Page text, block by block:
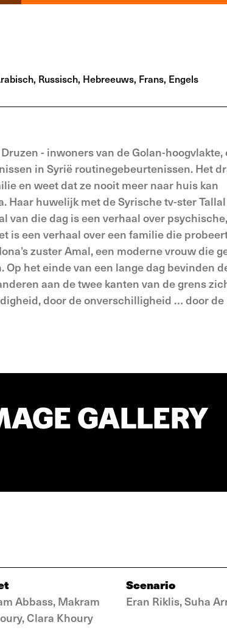
Russisch, Hebreeuws, Frans, Engels
- inwoners van de Golan-hoogvlakte,
in Syrië routinegebeurtenissen. Het
en weet dat ze nooit meer naar huis kan
Haar huwelijk met de Syrische tv-ster
van die dag is een verhaal over
is een verhaal over een familie die
zuster Amal, een moderne vrouw die
het einde van een lange dag bevinden
aan de twee kanten van de grens
door de onverschilligheid … door
GALLERY
Abbass, Makram
Clara Khoury
Scenario
Eran Riklis, Suha